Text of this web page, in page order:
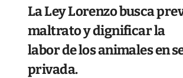
La Ley Lorenzo busca
maltrato y dignificar la
labor de los animales en
privada.